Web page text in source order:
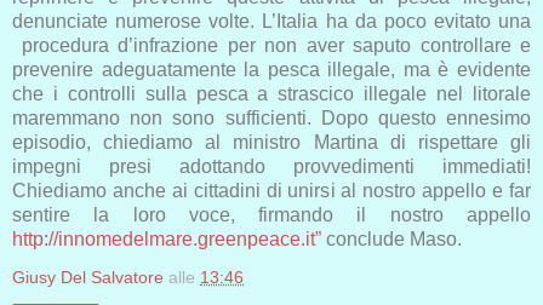
denunciate numerose volte. L’Italia ha da poco evitato una
procedura d’infrazione per non aver saputo controllare e
prevenire adeguatamente la pesca illegale, ma è evidente
che i controlli sulla pesca a strascico illegale nel litorale
maremmano non sono sufficienti. Dopo questo ennesimo
episodio, chiediamo al ministro Martina di rispettare gli
impegni presi adottando provvedimenti immediati!
Chiediamo anche ai cittadini di unirsi al nostro appello e far
sentire la loro voce, firmando il nostro appello
http://innomedelmare.greenpeace.it” conclude Maso.
Giusy Del Salvatore alle 13:46